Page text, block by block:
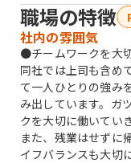
職場の特徴
社内の雰囲気
●チームワークを大
同社では上司も含め
て一人ひとりの強み
み出しています。ガ
クを大切に働いてい
また、残業はせずに
イフバランスも大切